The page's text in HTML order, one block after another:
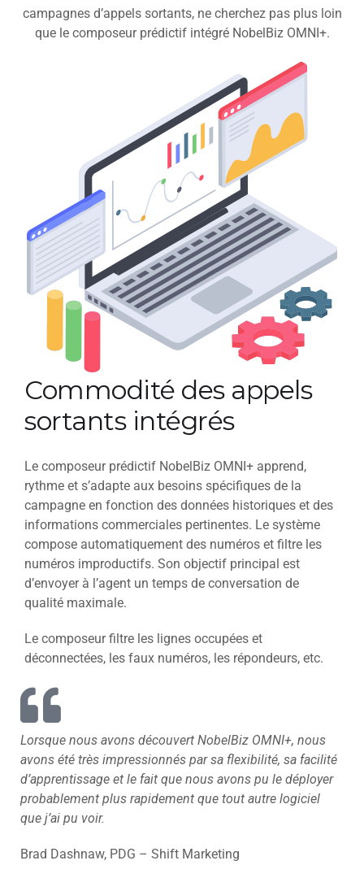
campagnes d’appels sortants, ne cherchez pas plus loin
que le composeur prédictif intégré NobelBiz OMNI+.
Commodité des appels
sortants intégrés
Le composeur prédictif NobelBiz OMNI+ apprend,
rythme et s’adapte aux besoins spécifiques de la
campagne en fonction des données historiques et des
informations commerciales pertinentes. Le système
compose automatiquement des numéros et filtre les
numéros improductifs. Son objectif principal est
d’envoyer à l’agent un temps de conversation de
qualité maximale.
Le composeur filtre les lignes occupées et
déconnectées, les faux numéros, les répondeurs, etc.
Lorsque nous avons découvert NobelBiz OMNI+, nous
avons été très impressionnés par sa flexibilité, sa facilité
d’apprentissage et le fait que nous avons pu le déployer
probablement plus rapidement que tout autre logiciel
que j’ai pu voir.
Brad Dashnaw, PDG – Shift Marketing